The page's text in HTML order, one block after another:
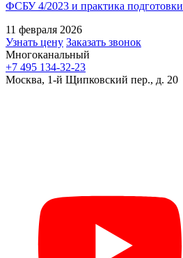
ФСБУ 4/2023 и практика подготовки
11 февраля 2026
Узнать цену Заказать звонок
Многоканальный
+7 495 134-32-23
Москва, 1-й Щипковский пер., д. 20